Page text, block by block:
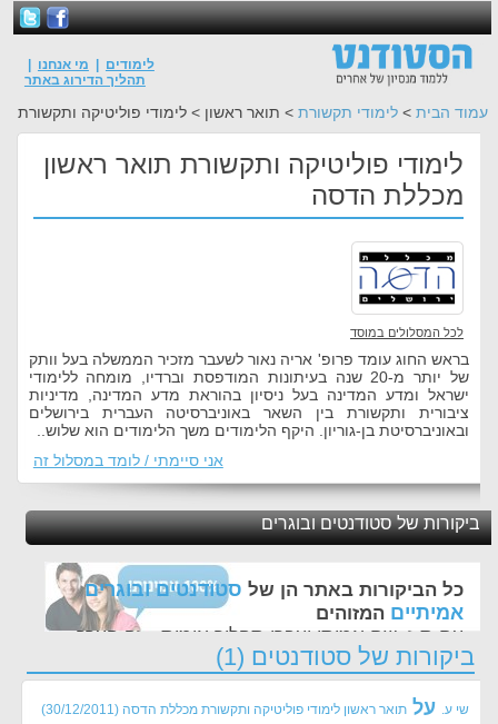
לימודים מי אנחנו
תהליך הדירוג באתר
עמוד הבית > לימודי תקשורת > תואר ראשון > לימודי פוליטיקה ותקשורת
לימודי פוליטיקה ותקשורת תואר ראשון
מכללת הדסה
לכל המסלולים במוסד
בראש החוג עומד פרופ' אריה נאור לשעבר מזכיר הממשלה בעל וותק
של יותר מ-20 שנה בעיתונות המודפסת וברדיו, מומחה ללימודי
ישראל ומדע המדינה בעל ניסיון בהוראת מדע המדינה, מדיניות
ציבורית ותקשורת בין השאר באוניברסיטה העברית בירושלים
ובאוניברסיטת בן-גוריון. היקף הלימודים משך הלימודים הוא שלוש..
אני סיימתי / לומד במסלול זה
ביקורות של סטודנטים ובוגרים
כל הביקורות באתר הן של סטודנטים ובוגרים
אמיתיים המזוהים
עם ת.ז, שם אמיתי ועברו תהליך אימות - זה הערך
החשוב לנו ביותר באתר
ביקורות של סטודנטים (1)
שי ע. על תואר ראשון לימודי פוליטיקה ותקשורת מכללת הדסה (
30/12/2011
)